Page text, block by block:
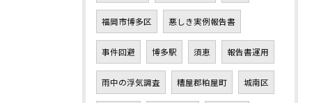
福岡市博多区 悪しき実例報告書
事件回避 博多駅 須恵 報告書運用
雨中の浮気調査 糟屋郡粕屋町 城南区